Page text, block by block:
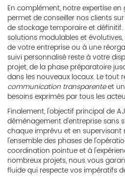
En complément, notre expertise
permet de conseiller nos clients
de stockage temporaire et
solutions modulables et
de votre entreprise ou à une
suivi personnalisé reste à votre
projet, de la phase préparatoire
dans les nouveaux locaux. Le tout
communication transparenteet
besoins exprimés par tous les
Finalement, l'objectif principal de
déménagement d'entreprise sans
chaque imprévu et en
l'ensemble des phases de
coordination pointue et à
nombreux projets, nous vous
fluide qui respecte vos impératifs